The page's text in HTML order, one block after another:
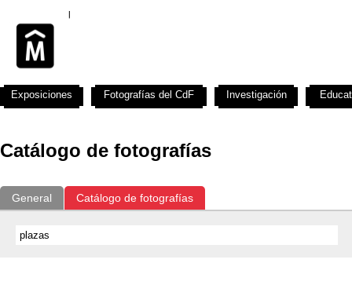
Catálogo de fotografías
General Catálogo de fotografías
Exposiciones Fotografías del CdF Investigación